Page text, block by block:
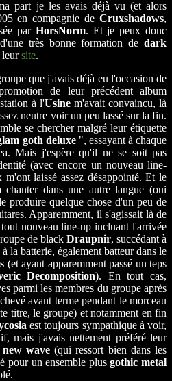
part je les avais déjà vu (et alors
en compagnie de Cruxshadows,
par HorsNorm. Et je peux donc
très bonne formation de dark
leursite.
que j'avais déjà eu l'occasion de
de leur précédent album
à l'Usine m'avait convaincu, là
neutre voir un peu lassé sur la fin.
se chercher malgré leur étiquette
goth deluxe", essayant à chaque
Mais j'espère qu'il ne se soit pas
(avec encore un nouveau line-
laissé assez désappointé. Et le
chanter dans une autre langue (oui
produire quelque chose d'un peu de
Apparemment, il s'agissait là de
nouveau line-up incluant l'arrivée
de black Draupnir, succédant à
la batterie, également batteur dans le
(et ayant apparemment passé un teps
Decomposition). En tout cas,
parmi les membres du groupe après
avant terme pendant le morceau
titre, le groupe) et notamment en fin
est toujours sympathique à voir,
mais j'avais nettement préféré leur
new wave(qui ressort bien dans les
pour un ensemble plusgothic metal